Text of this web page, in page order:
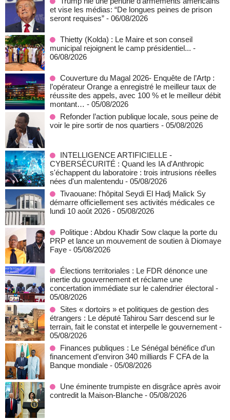
et vise les médias: “De longues peines de prison
seront requises” - 06/08/2026
‎Thietty (Kolda) : Le Maire et son conseil
municipal rejoignent le camp présidentiel... -
06/08/2026
Couverture du Magal 2026- Enquête de l’Artp :
l’opérateur Orange a enregistré le meilleur taux de
réussite des appels, avec 100 % et le meilleur débit
montant… - 05/08/2026
Refonder l’action publique locale, sous peine de
voir le pire sortir de nos quartiers - 05/08/2026
INTELLIGENCE ARTIFICIELLE -
CYBERSÉCURITÉ : Quand les IA d'Anthropic
s'échappent du laboratoire : trois intrusions réelles
nées d'un malentendu - 05/08/2026
Tivaouane: l'hôpital Seydi El Hadj Malick Sy
démarre officiellement ses activités médicales ce
lundi 10 août 2026 - 05/08/2026
Politique : Abdou Khadir Sow claque la porte du
PRP et lance un mouvement de soutien à Diomaye
Faye - 05/08/2026
Élections territoriales : Le FDR dénonce une
inertie du gouvernement et réclame une
concertation immédiate sur le calendrier électoral -
05/08/2026
Sites « dortoirs » et politiques de gestion des
étrangers : Le député Tahirou Sarr descend sur le
terrain, fait le constat et interpelle le gouvernement -
05/08/2026
Finances publiques : Le Sénégal bénéfice d’un
financement d’environ 340 milliards F CFA de la
Banque mondiale - 05/08/2026
Une éminente trumpiste en disgrâce après avoir
contredit la Maison-Blanche - 05/08/2026